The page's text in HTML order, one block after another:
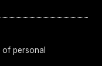
of personal